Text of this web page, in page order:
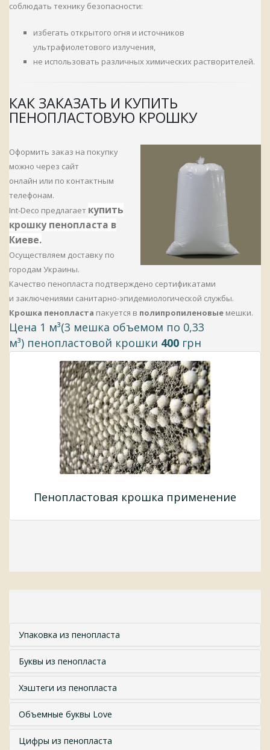
соблюдать технику безопасности:
избегать открытого огня и источников
ультрафиолетового излучения,
не использовать различных химических растворителей.
КАК ЗАКАЗАТЬ И КУПИТЬ
ПЕНОПЛАСТОВУЮ КРОШКУ
Оформить заказ на покупку
можно через сайт
онлайн или по контактным
телефонам.
Int-Deco предлагает купить
крошку пенопласта в
Киеве.
Осуществляем доставку по
городам Украины.
Качество пенопласта подтверждено сертификатами
и заключениями санитарно-эпидемиологической службы.
Крошка пенопласта пакуется в полипропиленовые мешки.
Цена 1 м³(3 мешка объемом по 0,33
м³) пенопластовой крошки 400 грн
Пенопластовая крошка применение
Упаковка из пенопласта
Буквы из пенопласта
Хэштеги из пенопласта
Объемные буквы Love
Цифры из пенопласта